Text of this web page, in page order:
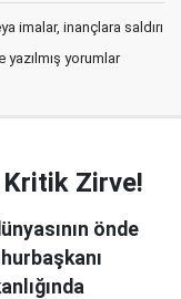
imalar, inançlara saldırı
yorumlar
Kritik Zirve!
önde